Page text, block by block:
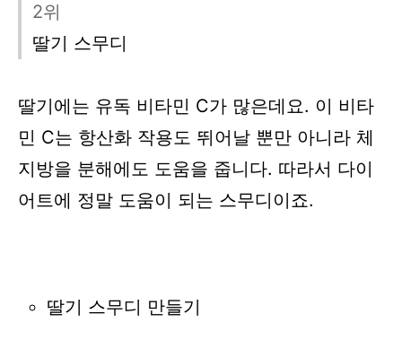
2위
딸기 스무디
딸기에는 유독 비타민 C가 많은데요. 이 비타
민 C는 항산화 작용도 뛰어날 뿐만 아니라 체
지방을 분해에도 도움을 줍니다. 따라서 다이
어트에 정말 도움이 되는 스무디이죠.
딸기 스무디 만들기